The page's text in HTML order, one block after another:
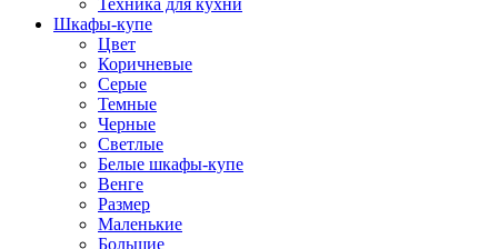
Техника для кухни
Шкафы-купе
Цвет
Коричневые
Серые
Темные
Черные
Светлые
Белые шкафы-купе
Венге
Размер
Маленькие
Большие